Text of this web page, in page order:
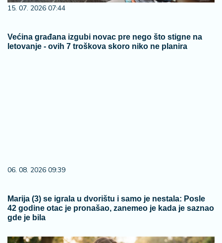
15. 07. 2026 07:44
Većina građana izgubi novac pre nego što stigne na
letovanje - ovih 7 troškova skoro niko ne planira
06. 08. 2026 09:39
Marija (3) se igrala u dvorištu i samo je nestala: Posle
42 godine otac je pronašao, zanemeo je kada je saznao
gde je bila